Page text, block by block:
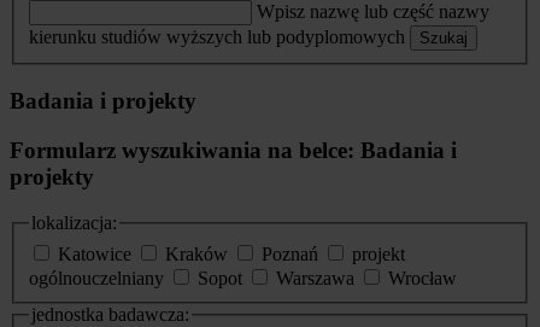
Wpisz nazwę lub część nazwy
kierunku studiów wyższych lub podyplomowych
Szukaj
Badania i projekty
Formularz wyszukiwania na belce: Badania i
projekty
lokalizacja:
Katowice
Kraków Poznań
projekt
ogólnouczelniany
Sopot Warszawa
Wrocław
jednostka badawcza: